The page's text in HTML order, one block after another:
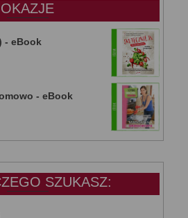
OKAZJE
- eBook
- eBook
SZUKASZ: